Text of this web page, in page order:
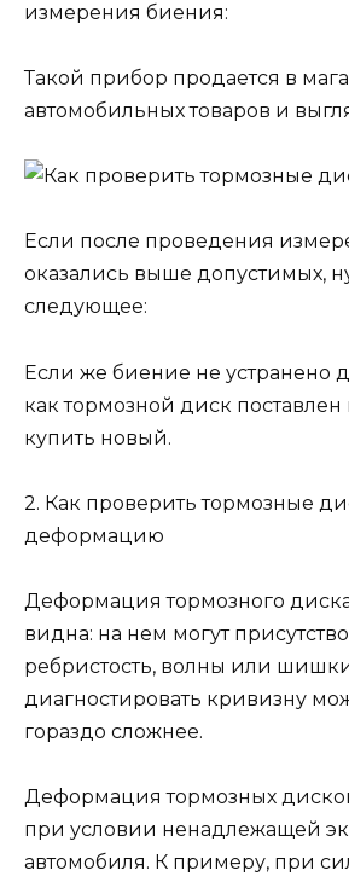
измерения биения:
Такой прибор продается в
автомобильных товаров и
Если после проведения
оказались выше допустимых,
следующее:
Если же биение не устранено
как тормозной диск
купить новый.
2. Как проверить тормозные
деформацию
Деформация тормозного
видна: на нем могут
ребристость, волны или
диагностировать кривизну
гораздо сложнее.
Деформация тормозных
при условии ненадлежащей
автомобиля. К примеру, при